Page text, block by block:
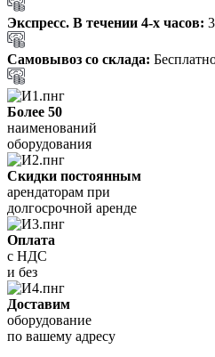
Экспресс. В течении 4-х часов:
Самовывоз со склада:
Более 50
наименований
оборудования
Скидки постоянным
арендаторам при
долгосрочной аренде
Оплата
с НДС
и без
Доставим
оборудование
по вашему адресу